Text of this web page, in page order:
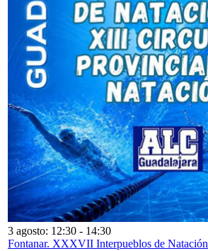
3 agosto: 12:30 - 14:30
Fontanar. XXXVII Interpueblos de Natación